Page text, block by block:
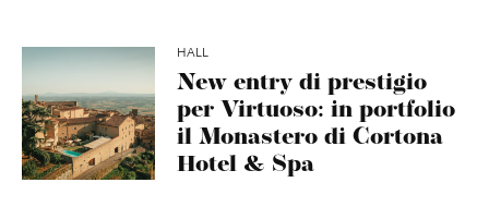
HALL
New entry di prestigio
per Virtuoso: in portfolio
il Monastero di Cortona
Hotel & Spa